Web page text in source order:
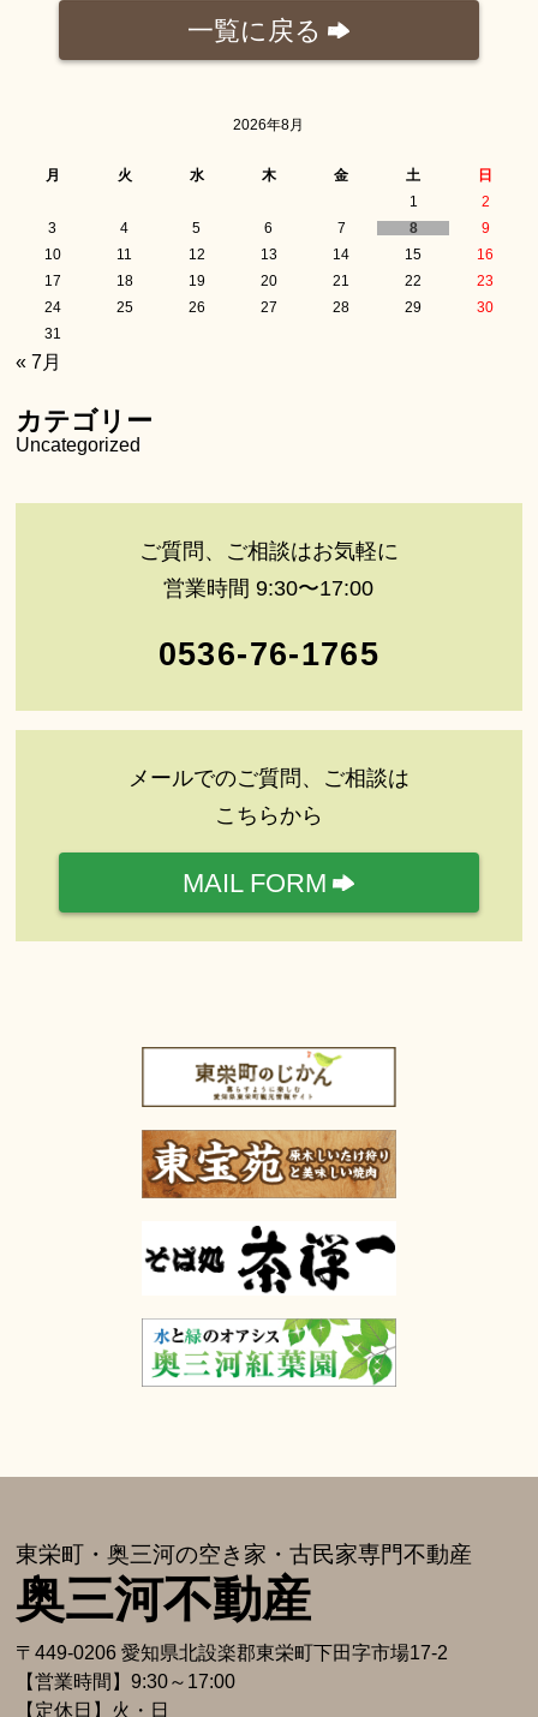
一覧に戻る
2026年8月
月 火 水 木 金 土
日
1
2
3
4 5 6 7 8
9
10
11 12 13 14 15
16
17
18 19 20 21 22
23
24
25 26 27 28 29
30
31
« 7月
カテゴリー
Uncategorized
ご質問、ご相談はお気軽に
営業時間 9:30〜17:00
0536-76-1765
メールでのご質問、ご相談は
こちらから
MAIL FORM
東栄町・奥三河の空き家・古⺠家専⾨不動産
奥三河不動産
〒449-0206 愛知県北設楽郡東栄町下⽥字市場17-2
【営業時間】9:30～17:00
【定休日】火・日